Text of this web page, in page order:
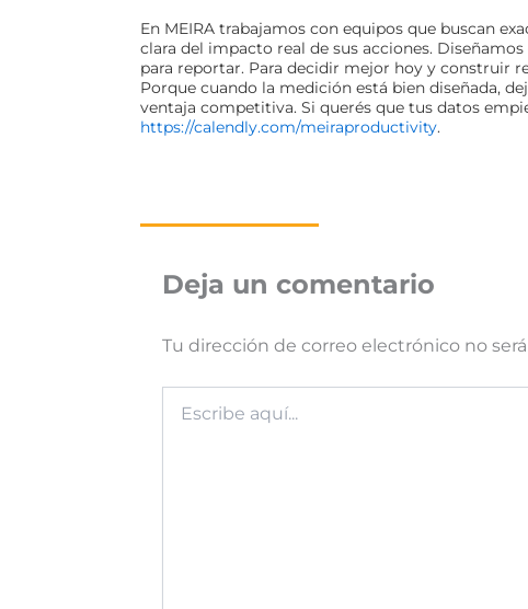
En MEIRA trabajamos con equipos que buscan
clara del impacto real de sus acciones.
para reportar. Para decidir mejor hoy y construir
Porque cuando la medición está bien diseñada,
ventaja competitiva. Si querés que tus datos
https://calendly.com/meiraproductivity.
Deja un comentario
Tu dirección de correo electrónico no
aquí...